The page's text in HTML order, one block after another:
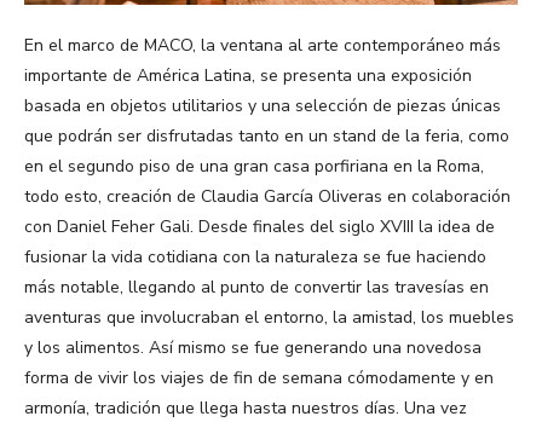
En el marco de MACO, la ventana al arte contemporáneo más
importante de América Latina, se presenta una exposición
basada en objetos utilitarios y una selección de piezas únicas
que podrán ser disfrutadas tanto en un stand de la feria, como
en el segundo piso de una gran casa porfiriana en la Roma,
todo esto, creación de Claudia García Oliveras en colaboración
con Daniel Feher Gali. Desde finales del siglo XVIII la idea de
fusionar la vida cotidiana con la naturaleza se fue haciendo
más notable, llegando al punto de convertir las travesías en
aventuras que involucraban el entorno, la amistad, los muebles
y los alimentos. Así mismo se fue generando una novedosa
forma de vivir los viajes de fin de semana cómodamente y en
armonía, tradición que llega hasta nuestros días. Una vez